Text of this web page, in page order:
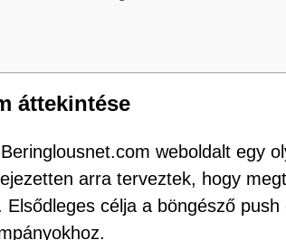
áttekintése
weboldalt egy
arra terveztek, hogy
célja a böngésző